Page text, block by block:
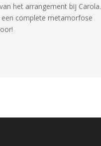
het arrangement bij Carola.
een complete metamorfose